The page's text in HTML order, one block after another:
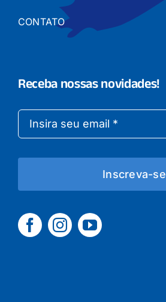
CONTATO
Receba nossas novidades!
Inscreva-se